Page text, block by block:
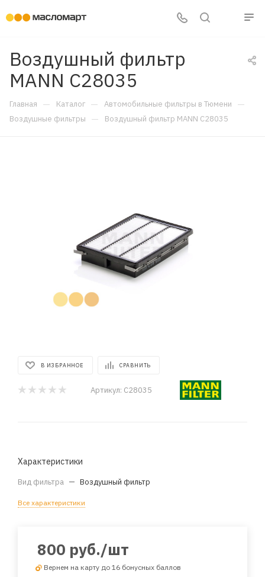
Воздушный фильтр
MANN C28035
Главная — Каталог — Автомобильные фильтры в Тюмени —
Воздушные фильтры — Воздушный фильтр MANN C28035
В ИЗБРАННОЕ СРАВНИТЬ
Артикул: C28035
Характеристики
Вид фильтра — Воздушный фильтр
Все характеристики
800 руб./шт
Вернем на карту до 16 бонусных баллов